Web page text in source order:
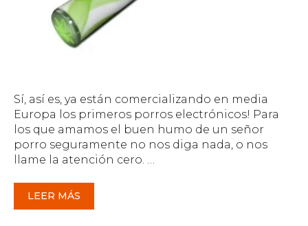
Sí, así es, ya están comercializando en media
Europa los primeros porros electrónicos! Para
los que amamos el buen humo de un señor
porro seguramente no nos diga nada, o nos
llame la atención cero. …
LEER MÁS